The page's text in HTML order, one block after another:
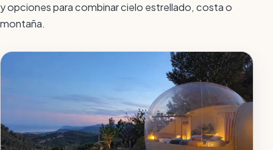
y opciones para combinar cielo estrellado, costa o
montaña.